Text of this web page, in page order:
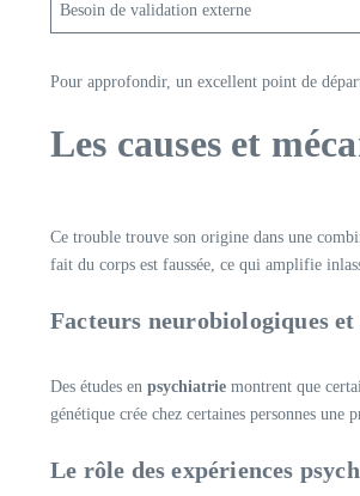
Besoin de validation externe
Pour approfondir, un excellent point de
Les causes et
Ce trouble trouve son origine dans une
fait du corps est faussée, ce qui amplifie
Facteurs neurobiologiques et
Des études en psychiatrie montrent que
génétique crée chez certaines personnes une
Le rôle des expériences